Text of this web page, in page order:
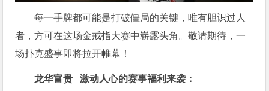
每一手牌都可能是打破僵局的关键，唯有胆识过人
者，方可在这场金戒指大赛中崭露头角。敬请期待，一
场扑克盛事即将拉开帷幕！
龙华富贵 激动人心的赛事福利来袭：